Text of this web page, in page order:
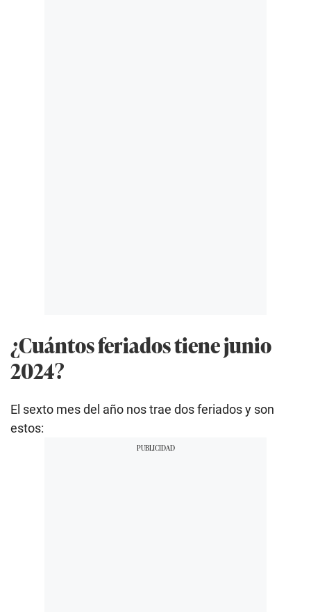
¿Cuántos feriados tiene junio
2024?
El sexto mes del año nos trae dos feriados y son
estos: